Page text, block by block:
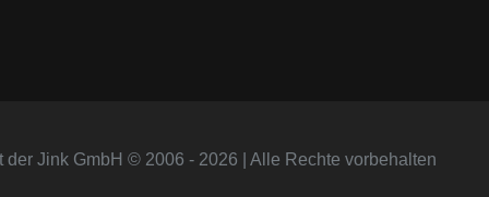
der Jink GmbH © 2006 - 2026 | Alle Rechte vorbehalten